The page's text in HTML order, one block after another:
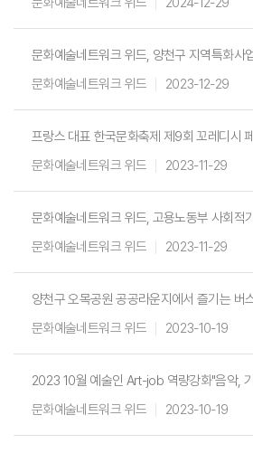
문화예술네트워크 위드, 양천구 지역특화사
문화예술네트워크 위드
2023-12-29
프랑스 대표 한국문화축제 제9회 꼬레디시
문화예술네트워크 위드
2023-11-29
문화예술네트워크 위드, 고용노동부 사회적
문화예술네트워크 위드
2023-11-29
양천구 오목공원 공공라운지에서 즐기는 버
문화예술네트워크 위드
2023-10-19
2023 10월 예술인 Art-job 역량강화"음악,
문화예술네트워크 위드
2023-10-19